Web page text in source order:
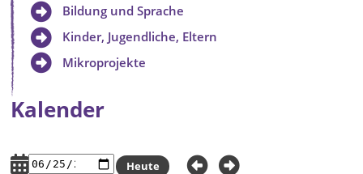
Kalender
Heute
Bildung und Sprache
Kinder, Jugendliche, Eltern
Mikroprojekte